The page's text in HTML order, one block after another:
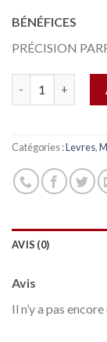
BÉNÉFICES
PRÉCISION
Catégories :Levres,
AVIS (0)
Avis
Il n’y a pas encore